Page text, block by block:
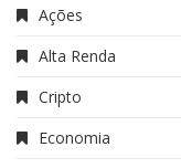
Ações
Alta Renda
Cripto
Economia